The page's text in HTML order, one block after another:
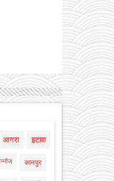
आगरा इटावा
कानपुर